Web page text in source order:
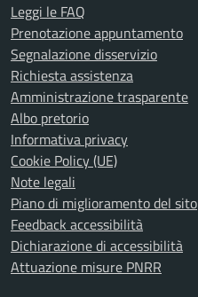
Leggi le FAQ
Prenotazione appuntamento
Segnalazione disservizio
Richiesta assistenza
Amministrazione trasparente
Albo pretorio
Informativa privacy
Cookie Policy (UE)
Note legali
Piano di miglioramento del sito
Feedback accessibilità
Dichiarazione di accessibilità
Attuazione misure PNRR